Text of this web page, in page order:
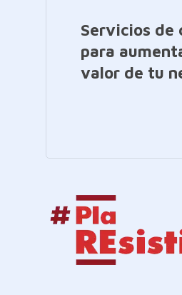
Servicios de
para
valor de tu